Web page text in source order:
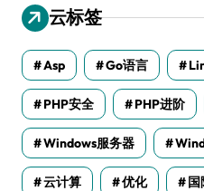
云标签
Asp Go语言
PHP安全 PHP进阶
Windows服务器
云计算 优化 国